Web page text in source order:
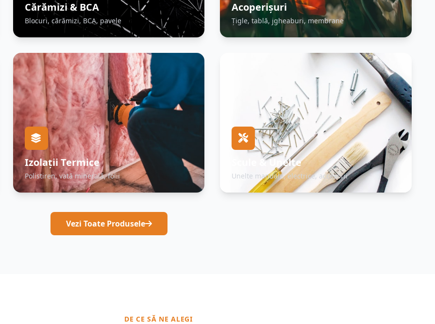
Cărămizi & BCA
Blocuri, cărămizi, BCA, pavele
Acoperișuri
Țigle, tablă, jgheaburi, membrane
Izolații Termice
Polistiren, vată minerală, folii
Scule & Unelte
Unelte manuale, electrice, accesorii
Vezi Toate Produsele
DE CE SĂ NE ALEGI